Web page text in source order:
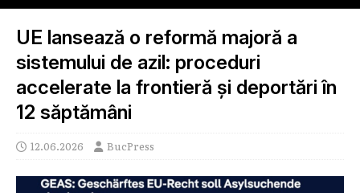
UE lansează o reformă majoră a
sistemului de azil: proceduri
accelerate la frontieră și deportări în
12 săptămâni
12.06.2026 BucPress